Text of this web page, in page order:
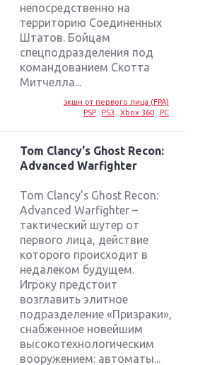
непосредственно на
территорию Соединенных
Штатов. Бойцам
спецподразделения под
командованием Скотта
Митчелла...
экшн от первого лица (FPA)
PSP
PS3 Xbox 360 PC
Tom Clancy's Ghost Recon:
Advanced Warfighter
Tom Clancy’s Ghost Recon:
Advanced Warfighter –
тактический шутер от
первого лица, действие
которого происходит в
недалеком будущем.
Игроку предстоит
возглавить элитное
подразделение «Призраки»,
снабженное новейшим
высокотехнологическим
вооружением: автоматы...